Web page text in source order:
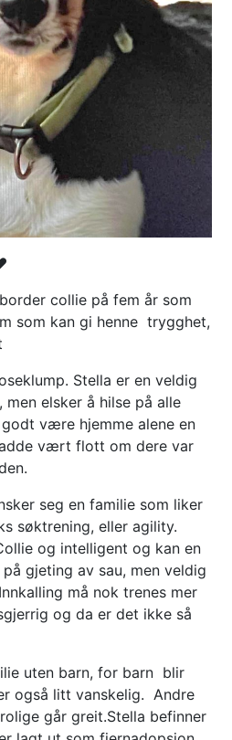
collie på fem år som
som kan gi henne trygghet,
Stella er en veldig
elsker å hilse på alle
være hjemme alene en
vært flott om dere var
seg en familie som liker
søktrening, eller agility.
og intelligent og kan en
gjeting av sau, men veldig
må nok trenes mer
og da er det ikke så
uten barn, for barn blir
også litt vanskelig. Andre
går greit.Stella befinner